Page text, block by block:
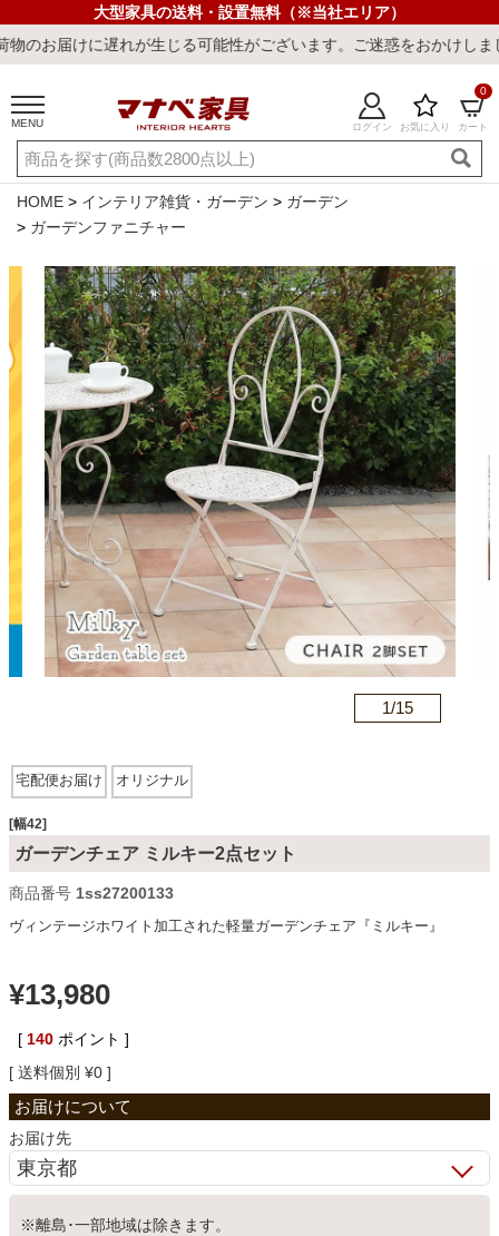
大型家具の送料・設置無料（※当社エリア）
が生じる可能性がございます。ご迷惑をおかけしまして誠に申し
MENU ログイン お気に入り カート
0
ご利用ガイド 新規会員登録
店舗一覧 閲覧履歴
よくある質問
キーワード・商品番号で探す
最短発送 冷感ラグ 冷感寝具 ワークデスク ウィルトンラ
カテゴリから探す
ソファ
ダイニングテーブル・セット
椅子・チェア
ベッド
収納家具
学習机
HOME インテリア雑貨・ガーデン
ガーデン
ガーデンファニチャー
1/15
宅配便お届け オリジナル
[幅42]
ガーデンチェア ミルキー2点セット
商品番号 1ss27200133
ヴィンテージホワイト加工された軽量ガーデンチェア『ミルキー』
¥13,980
[ 140 ポイント ]
送料個別 ¥0
お届け先
※離島･一部地域は除きます。